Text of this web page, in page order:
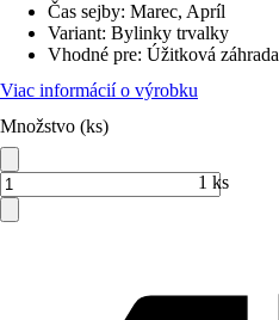
Čas sejby: Marec, Apríl
Variant: Bylinky trvalky
Vhodné pre: Úžitková záhrada
Viac informácií o výrobku
Množstvo (ks)
1 ks